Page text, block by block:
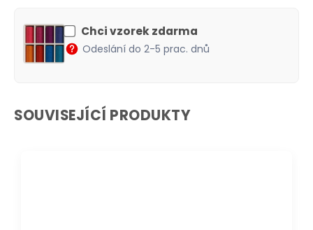
Chci vzorek zdarma
Odeslání do 2-5 prac. dnů
SOUVISEJÍCÍ PRODUKTY